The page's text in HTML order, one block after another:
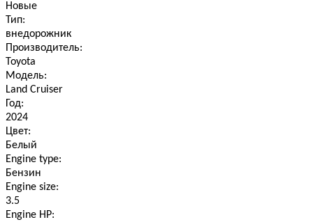
Новые
Тип:
внедорожник
Производитель:
Toyota
Модель:
Land Cruiser
Год:
2024
Цвет:
Белый
Engine type:
Бензин
Engine size:
3.5
Engine HP: